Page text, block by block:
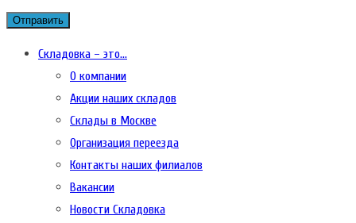
Складовка – это…
О компании
Акции наших складов
Склады в Москве
Организация переезда
Контакты наших филиалов
Вакансии
Новости Складовка